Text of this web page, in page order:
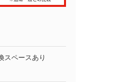
スペースあり